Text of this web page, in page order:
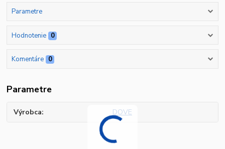
Parametre
Hodnotenie 0
Komentáre 0
Parametre
Výrobca DOVE